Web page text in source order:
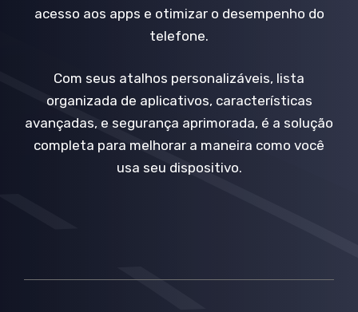
acesso aos apps e otimizar o desempenho do
telefone.
Com seus atalhos personalizáveis, lista
organizada de aplicativos, características
avançadas, e segurança aprimorada, é a solução
completa para melhorar a maneira como você
usa seu dispositivo.